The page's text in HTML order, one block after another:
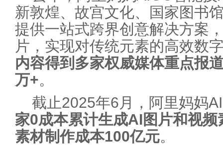
新敦煌、故宫文化、国家图书
提供一站式跨界创意解决方案
片，实现对传统元素的高效数
内容得到多家权威媒体重点报
万+。
截止2025年6月，阿里妈妈
家0成本累计生成AI图片和视
素材制作成本100亿元。